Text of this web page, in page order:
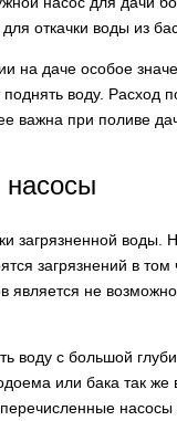
откачки воды из
на даче особое
воду. Расход
важна при поливе
загрязненной воды.
загрязнений в
не
воду с большой
или бака так